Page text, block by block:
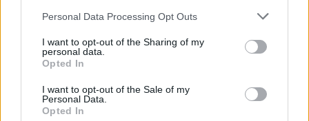
Please note that this website/app uses one or more Google
not limited to your visit or usage behaviour. You may click to
grant or deny consent to Google and its third-party tags to
use your data for below specified purposes in below Google
consent section.
Personal Data Processing Opt Outs
I want to opt-out of the Sharing of my
personal data.
Opted In
I want to opt-out of the Sale of my
Personal Data.
Opted In
Για τον υφυπουργό στον πρωθυπουργό,
προϋπόθεση μιας μακροπρόθεσμης και βιώσιμης
ειρήνης στην περιοχή είναι η επίλυση της
την οριοθέτηση της υφαλοκρηπίδας και της ΑΟΖ.
Αυτή όμως δε σημαίνει ότι αποκλείει τον διάλογο.